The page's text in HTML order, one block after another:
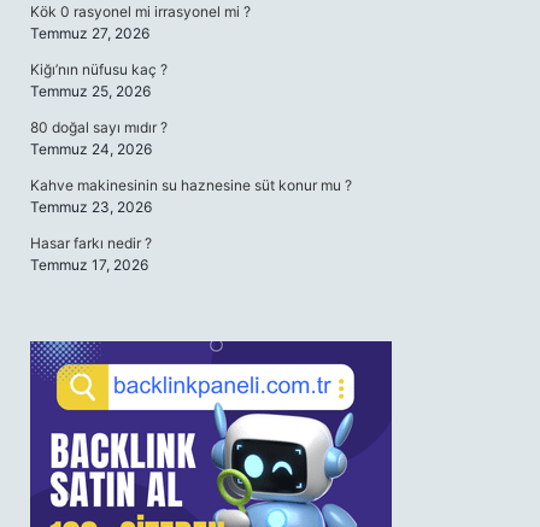
Kök 0 rasyonel mi irrasyonel mi ?
Temmuz 27, 2026
Kiğı’nın nüfusu kaç ?
Temmuz 25, 2026
80 doğal sayı mıdır ?
Temmuz 24, 2026
Kahve makinesinin su haznesine süt konur mu ?
Temmuz 23, 2026
Hasar farkı nedir ?
Temmuz 17, 2026